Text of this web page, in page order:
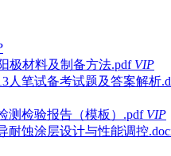
极材料及制备方法.pdf VIP
人笔试备考试题及答案解析
测检验报告（模板）.pdf VIP
耐蚀涂层设计与性能调控